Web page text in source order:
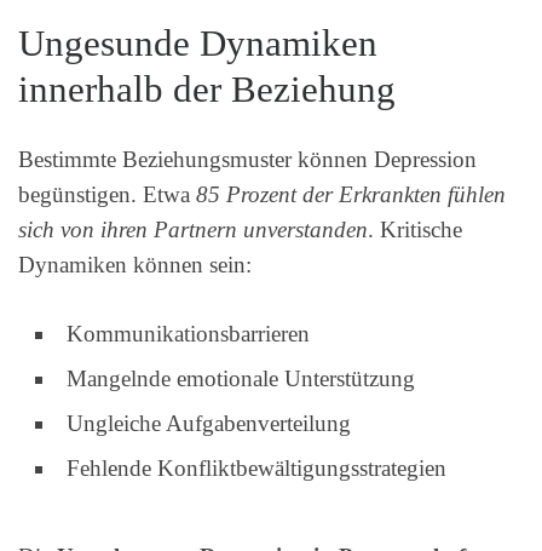
Ungesunde Dynamiken
innerhalb der Beziehung
Bestimmte Beziehungsmuster können Depression
begünstigen. Etwa 85 Prozent der Erkrankten fühlen
sich von ihren Partnern unverstanden. Kritische
Dynamiken können sein:
Kommunikationsbarrieren
Mangelnde emotionale Unterstützung
Ungleiche Aufgabenverteilung
Fehlende Konfliktbewältigungsstrategien